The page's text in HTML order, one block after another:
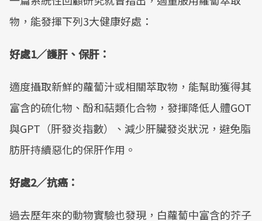
物，能發揮下列3大健康好處：
好處1／護肝、保肝：
適度攝取新鮮的蘿蔔汁或相關萃取物，能幫助獲得其
富含的硫化物、酚和萜類化合物，發揮降低人體GOT
與GPT（肝發炎指數）、減少肝臟發炎狀況，避免脂
肪肝持續惡化的保肝作用。
好處2／抗癌：
過去歷年來的動物實驗也發現，白蘿蔔中富含的芥子